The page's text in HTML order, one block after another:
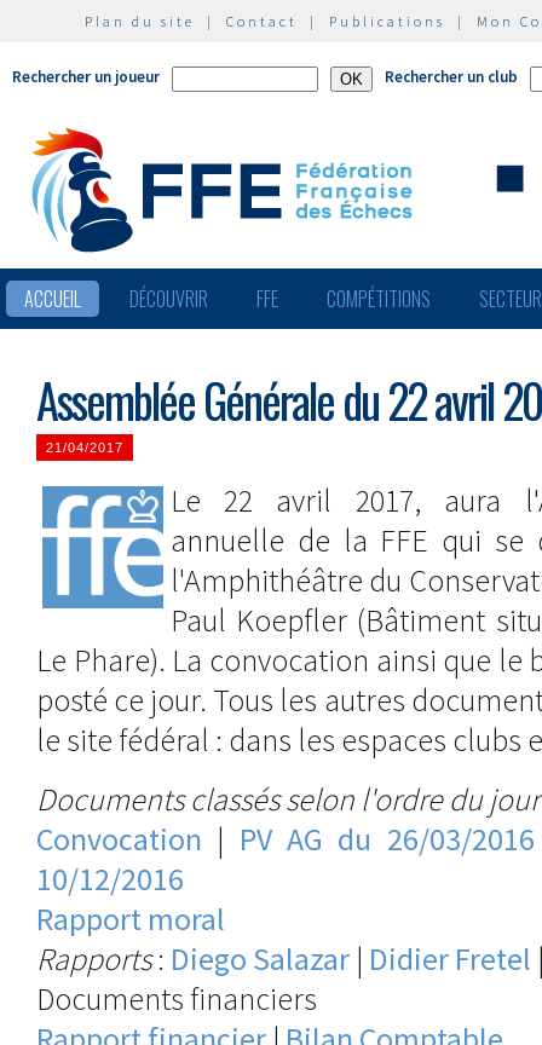
Plan du site | Contact | Publications | Mon
Rechercher un joueur Rechercher un club
ACCUEIL DÉCOUVRIR FFE COMPÉTITIONS
Assemblée Générale du 22 avril
21/04/2017
Le 22 avril 2017, aura
annuelle de la FFE qui
l'Amphithéâtre du
Paul Koepfler (Bâtiment
Le Phare). La convocation ainsi que
posté ce jour. Tous les autres
le site fédéral : dans les espaces clubs
Documents classés selon l'ordre du jour
Convocation | PV AG du 26/03/2016
10/12/2016
Rapport moral
Rapports: Diego Salazar | Didier Fretel
Documents financiers